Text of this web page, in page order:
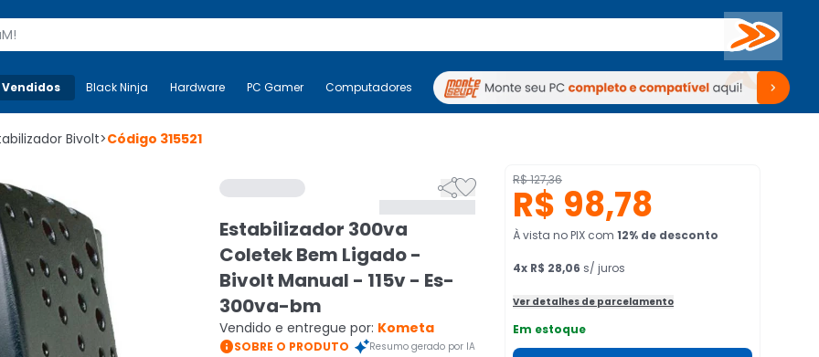
Buscar
Mais-v- Black Ninja Hardware PC Gamer Computadores Periféricos TV Venda no KaBuM!
Black Ninja Hardware PC Gamer Computadores Periféricos TV Venda no KaBuM!
Bivolt>Código 315521

Estabilizador 300va
Coletek Bem Ligado -
Bivolt Manual - 115v - Es-
300va-bm
Vendido e entregue por: Kometa
SOBRE O PRODUTO Resumo gerado por IA
R$ 127,36
R$ 98,78
À vista no PIX com 12% de desconto
4x R$ 28,06 s/ juros
Ver detalhes de parcelamento
Em estoque